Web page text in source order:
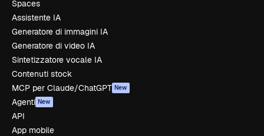
Spaces
Assistente IA
Generatore di immagini IA
Generatore di video IA
Sintetizzatore vocale IA
Contenuti stock
MCP per Claude/ChatGPT New
Agenti New
API
App mobile